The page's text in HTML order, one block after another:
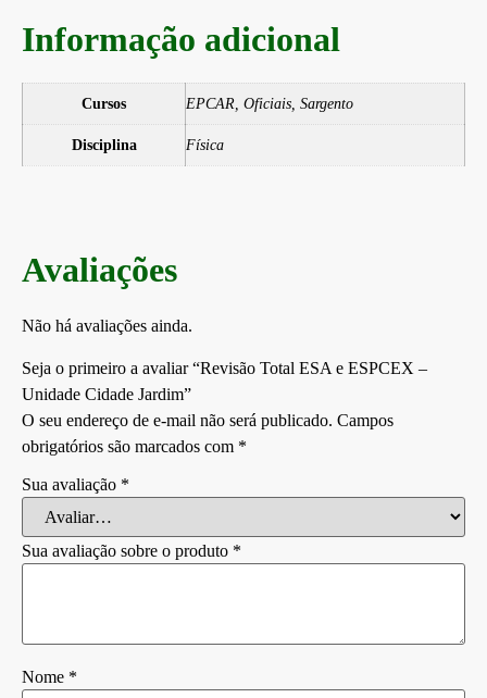
Informação adicional
Cursos EPCAR, Oficiais, Sargento
Disciplina Física
Avaliações
Não há avaliações ainda.
Seja o primeiro a avaliar “Revisão Total ESA e ESPCEX –
Unidade Cidade Jardim”
O seu endereço de e-mail não será publicado. Campos
obrigatórios são marcados com *
Sua avaliação *
Sua avaliação sobre o produto *
Nome *